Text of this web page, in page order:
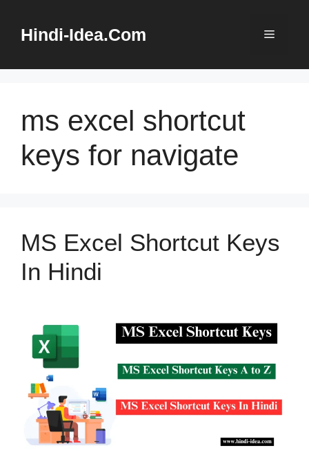
contentHindi-Idea.Com Menu
ms excel shortcut
keys for navigate
MS Excel Shortcut Keys
In Hindi